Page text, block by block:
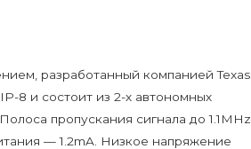
разработанный компанией Texas
8 и состоит из 2-х автономных
пропускания сигнала до 1.1MHz.
— 1.2mA. Низкое напряжение